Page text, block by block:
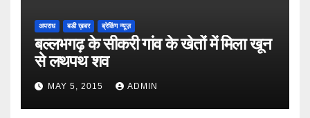
अपराध बडी ख़बर ब्रेकिंग न्यूज़
बल्लभगढ़ के सीकरी गांव के खेतों में मिला खून
से लथपथ शव
MAY 5, 2015 ADMIN